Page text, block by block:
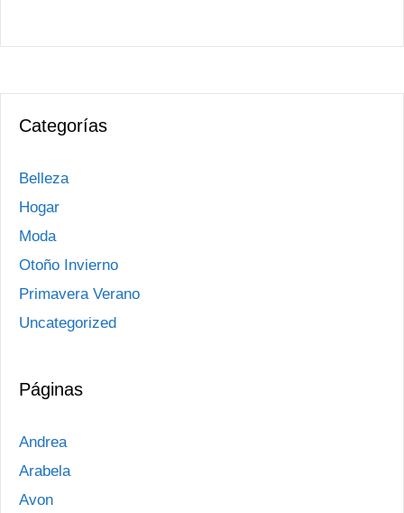
Categorías
Belleza
Hogar
Moda
Otoño Invierno
Primavera Verano
Uncategorized
Páginas
Andrea
Arabela
Avon